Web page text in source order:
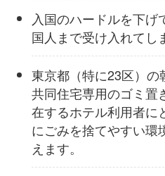
入国のハードルを下げ
国人まで受け入れてし
東京都（特に23区）の
共同住宅専用のゴミ置
在するホテル利用者に
にごみを捨てやすい環
えます。